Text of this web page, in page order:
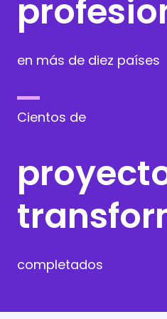
en más de diez países
Cientos de
completados